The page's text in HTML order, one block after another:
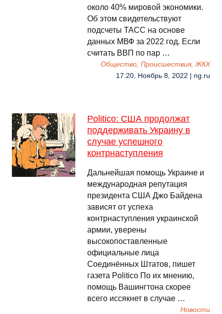
около 40% мировой экономики.
Об этом свидетельствуют
подсчеты ТАСС на основе
данных МВФ за 2022 год. Если
считать ВВП по пар …
Общество, Происшествия, ЖКХ
17:20, Ноябрь 8, 2022 | ng.ru
Politico: США продолжат
поддерживать Украину в
случае успешного
контрнаступления
Дальнейшая помощь Украине и
международная репутация
президента США Джо Байдена
зависят от успеха
контрнаступления украинской
армии, уверены
высокопоставленные
официальные лица
Соединённых Штатов, пишет
газета Politico По их мнению,
помощь Вашингтона скорее
всего иссякнет в случае …
Новости